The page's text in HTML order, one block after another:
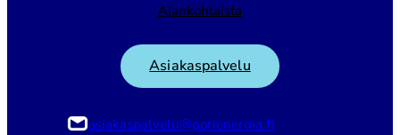
Ajankohtaista
Asiakaspalvelu
asiakaspalvelu@porienergia.fi